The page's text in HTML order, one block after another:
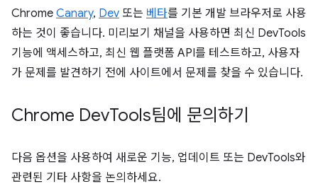
Chrome Canary, Dev 또는 베타를 기본 개발 브라우저로 사용
하는 것이 좋습니다. 미리보기 채널을 사용하면 최신 DevTools
기능에 액세스하고, 최신 웹 플랫폼 API를 테스트하고, 사용자
가 문제를 발견하기 전에 사이트에서 문제를 찾을 수 있습니다.
Chrome DevTools팀에 문의하기
다음 옵션을 사용하여 새로운 기능, 업데이트 또는 DevTools와
관련된 기타 사항을 논의하세요.